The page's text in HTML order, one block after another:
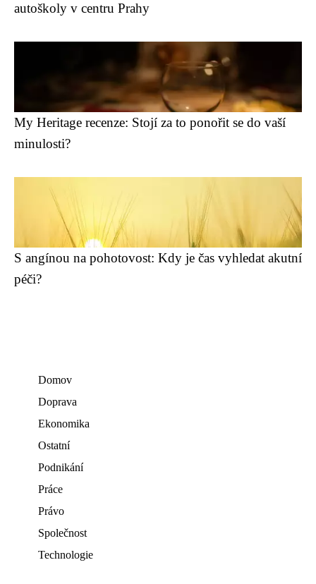
autoškoly v centru Prahy
My Heritage recenze: Stojí za to ponořit se do vaší
minulosti?
S angínou na pohotovost: Kdy je čas vyhledat akutní
péči?
Domov
Doprava
Ekonomika
Ostatní
Podnikání
Práce
Právo
Společnost
Technologie